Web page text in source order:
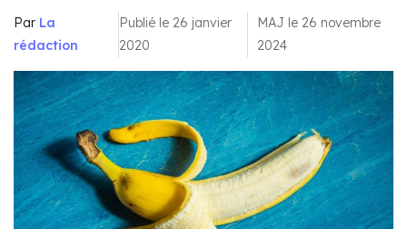
Par La
rédaction
Publié le 26 janvier
2020
MAJ le 26 novembre
2024